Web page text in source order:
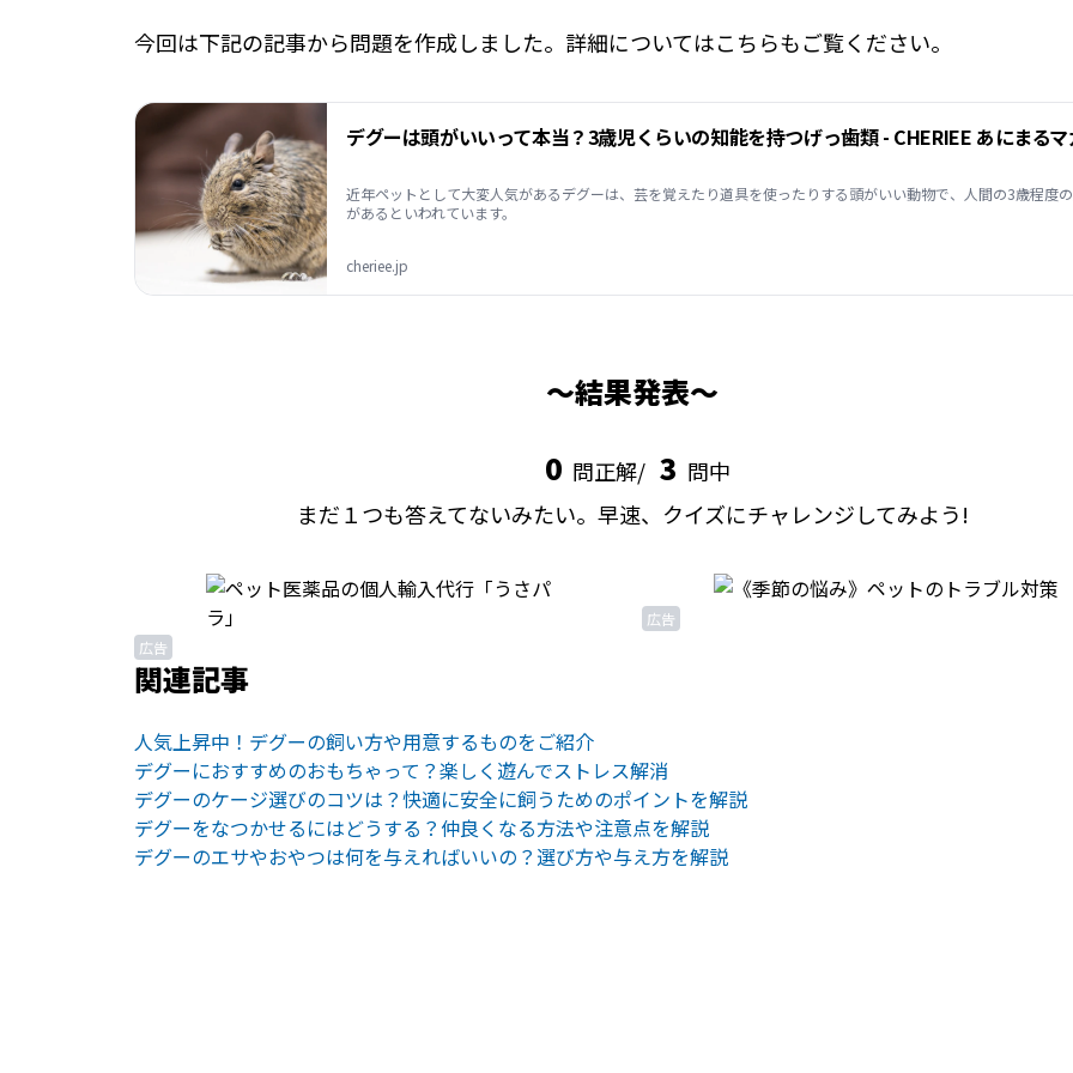
今回は下記の記事から問題を作成しました。詳細についてはこちらもご覧ください。
近年ペットとして大変人気があるデグーは、芸を覚えたり道具を使ったりする頭がいい動物で、人間の3歳程度
があるといわれています。
cheriee.jp
結果発表
0 問正解/ 3 問中
まだ１つも答えてないみたい。早速、クイズにチャレンジしてみよう!
広告
広告
関連記事
人気上昇中！デグーの飼い方や用意するものをご紹介
デグーにおすすめのおもちゃって？楽しく遊んでストレス解消
デグーのケージ選びのコツは？快適に安全に飼うためのポイントを解説
デグーをなつかせるにはどうする？仲良くなる方法や注意点を解説
デグーのエサやおやつは何を与えればいいの？選び方や与え方を解説